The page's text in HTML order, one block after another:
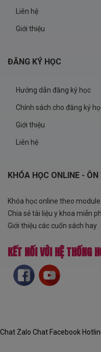
Liên hệ
Giới thiệu
ĐĂNG KÝ HỌC
Hướng dẫn đăng ký học
Chính sách cho đăng ký
Giới thiệu
Liên hệ
KHÓA HỌC ONLINE -
Khóa học online theo
Chia sẻ tài liệu y khoa miễn
Giới thiệu các cuốn sách hay
KẾT NỐI VỚI HỆ THỐNG
Chat Zalo Chat Facebook